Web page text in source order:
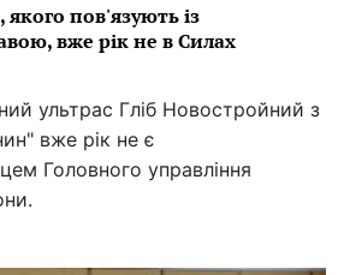
пов'язують із
вже рік не в Силах
ультрас Гліб Новостройний з
вже рік не є
Головного управління